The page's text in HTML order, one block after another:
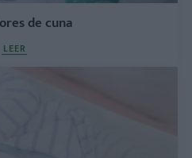
de cuna
LEER